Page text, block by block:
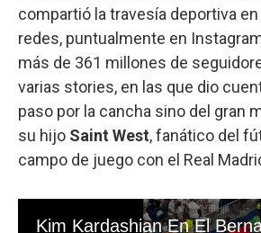
compartió la travesía deportiva
redes, puntualmente en
más de 361 millones de
varias stories, en las que dio
paso por la cancha sino del gran
su hijo Saint West, fanático del
campo de juego con el Real